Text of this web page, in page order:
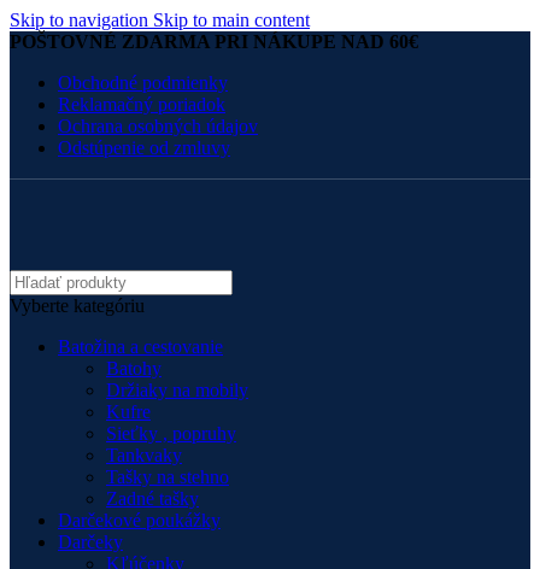
Skip to navigation Skip to main content
POŠTOVNÉ ZDARMA PRI NÁKUPE NAD 60€
Obchodné podmienky
Reklamačný poriadok
Ochrana osobných údajov
Odstúpenie od zmluvy
Vyberte kategóriu
Batožina a cestovanie
Batohy
Držiaky na mobily
Kufre
Sieťky , popruhy
Tankvaky
Tašky na stehno
Zadné tašky
Darčekové poukážky
Darčeky
Kľúčenky